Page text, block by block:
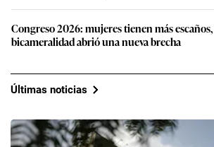
Congreso 2026: mujeres tienen más
bicameralidad abrió una nueva brecha
Últimas noticias